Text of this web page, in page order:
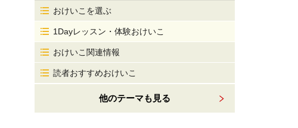
おけいこを選ぶ
1Dayレッスン・体験おけいこ
おけいこ関連情報
読者おすすめおけいこ
他のテーマも見る